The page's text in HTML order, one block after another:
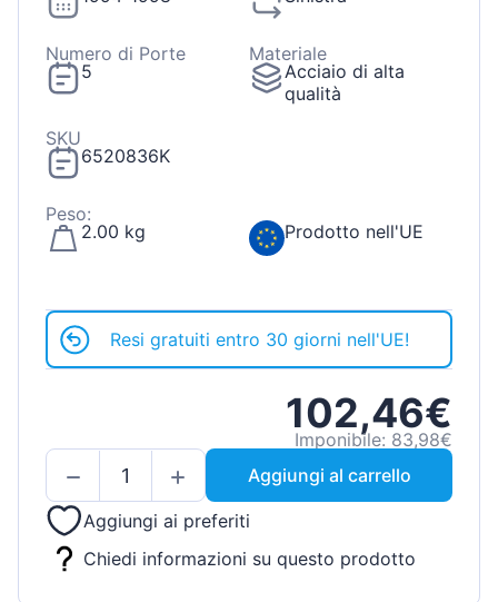
Numero di Porte
5
Materiale
Acciaio di alta
qualità
SKU
6520836K
Peso:
2.00 kg
Prodotto nell'UE
Resi gratuiti entro 30 giorni nell'UE!
102,46€
Imponibile: 83,98€
Aggiungi al carrello
Aggiungi ai preferiti
Chiedi informazioni su questo prodotto